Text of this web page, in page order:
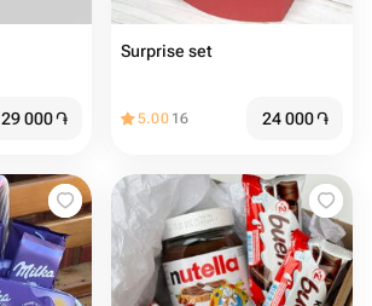
29 000֏
Surprise set
5.00 16 24 000֏